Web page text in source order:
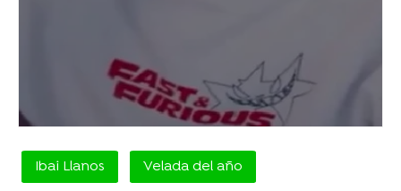
Ibai Llanos Velada del año